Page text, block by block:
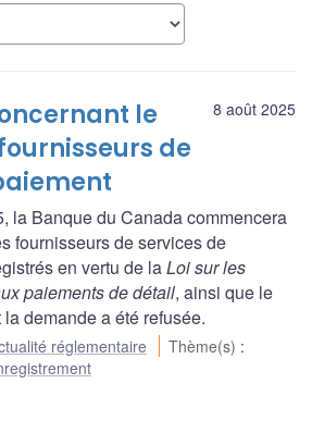
8 août 2025
le
de
la Banque du Canada commencera
fournisseurs de services de
en vertu de laLoi sur les
paiements de détail, ainsi que le
demande a été refusée.
réglementaire Thème(s) :